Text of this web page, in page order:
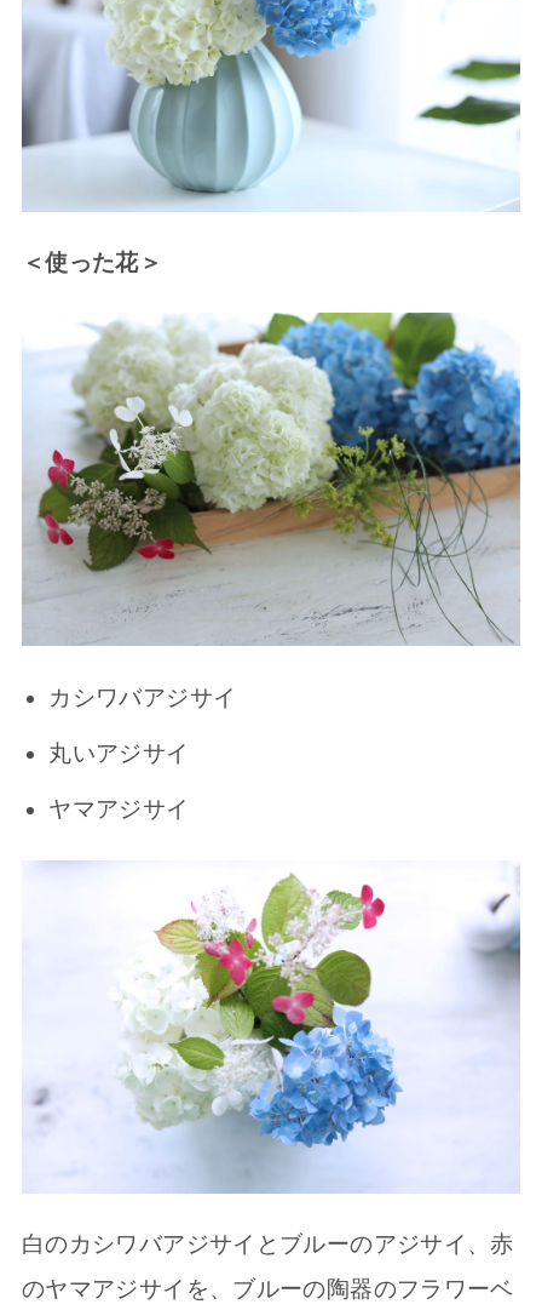
＜使った花＞
カシワバアジサイ
丸いアジサイ
ヤマアジサイ
白のカシワバアジサイとブルーのアジサイ、赤
のヤマアジサイを、ブルーの陶器のフラワーベ